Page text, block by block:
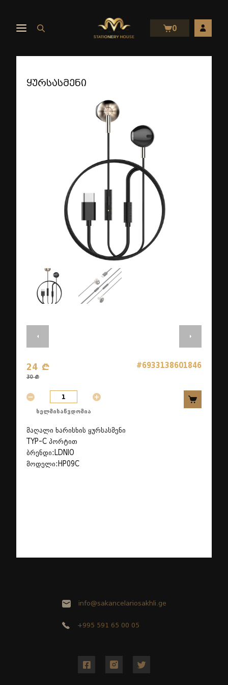
0
ყურსასმენი
#6933138601846
24 ₾
30 ₾
ხელმისაწვდომია
მაღალი ხარისხის ყურსასმენი
TYP-C პორტით
ბრენდი:LDNIO
მოდელი:HP09C
info@sakancelariosakhli.ge
+995 591 65 00 05